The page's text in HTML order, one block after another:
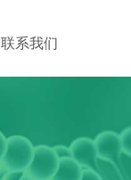
联系我们